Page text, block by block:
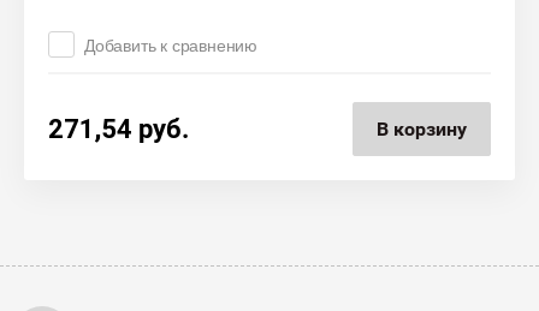
Добавить к сравнению
271,54 руб. В корзину